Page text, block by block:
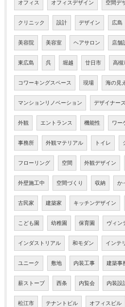
オフィス オフィスデザイン 空間デ
クリニック 設計 デザイン 広島
美容院 美容室 ヘアサロン 店舗
東広島 呉 堀越 廿日市 高槻
コワーキングスペース 現場 海の見
マンションリノベーション デザイナー
外観 エントランス 機能性 ワー
事務所 外観マテリアル トイレ
フローリング 空間 外観デザイン
外壁施工中 空間づくり 収納 か
古民家 建築家 キッチンデザイン
こども園 幼稚園 保育園 ヴィン
インダストリアル 和モダン インテ
ユニーク 敷地 内装工事 建築事
薪ストーブ 西条 内覧会 内装設
松江市 テナントビル オフィスビル